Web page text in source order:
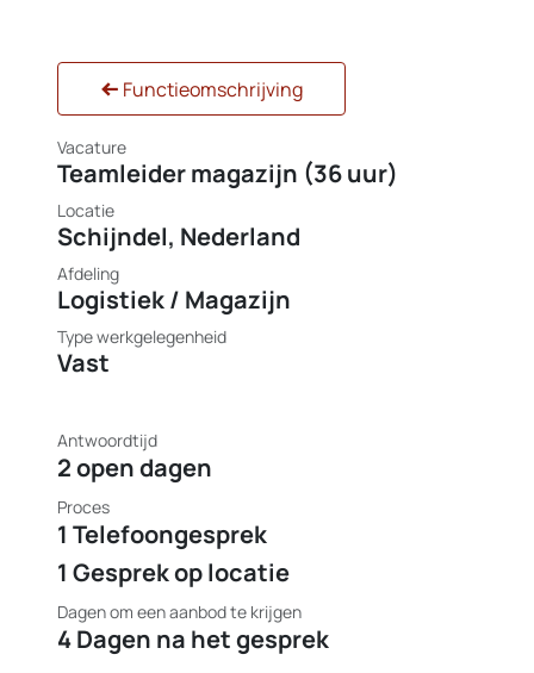
Functieomschrijving
Vacature
Teamleider magazijn (36 uur)
Locatie
Schijndel, Nederland
Afdeling
Logistiek / Magazijn
Type werkgelegenheid
Vast
Antwoordtijd
2 open dagen
Proces
1 Telefoongesprek
1 Gesprek op locatie
Dagen om een aanbod te krijgen
4 Dagen na het gesprek